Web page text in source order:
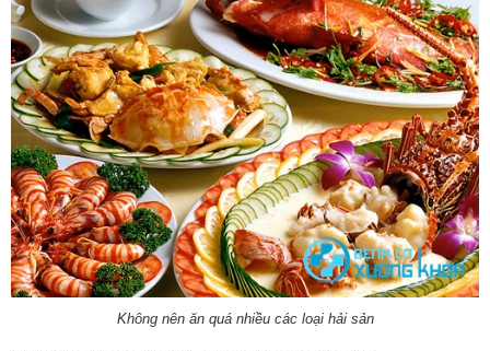
Không nên ăn quá nhiều các loại hải sản